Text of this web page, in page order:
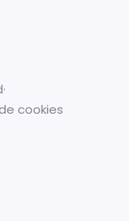
·
cookies